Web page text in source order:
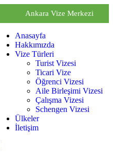
Ankara Vize Merkezi
Anasayfa
Hakkımızda
Vize Türleri
Turist Vizesi
Ticari Vize
Öğrenci Vizesi
Aile Birleşimi Vizesi
Çalışma Vizesi
Schengen Vizesi
Ülkeler
İletişim